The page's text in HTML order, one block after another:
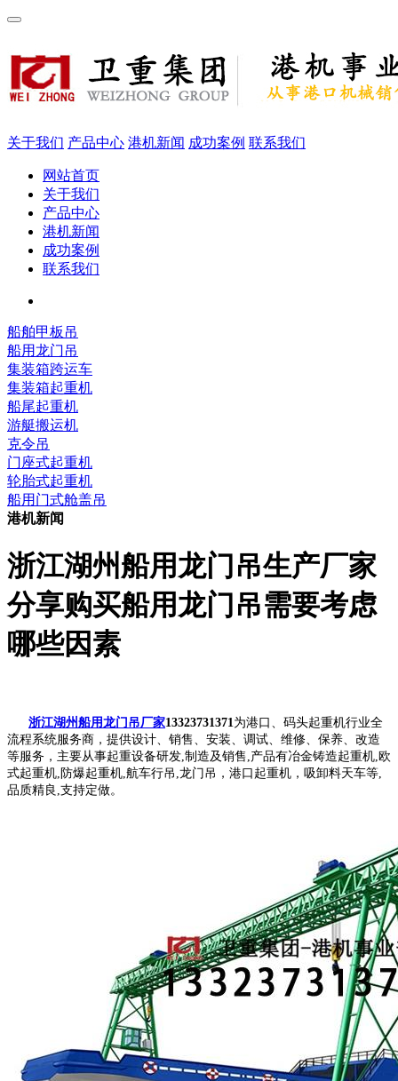
关于我们 产品中心 港机新闻 成功案例 联系我们
网站首页
关于我们
产品中心
港机新闻
成功案例
联系我们
船舶甲板吊
船用龙门吊
集装箱跨运车
集装箱起重机
船尾起重机
游艇搬运机
克令吊
门座式起重机
轮胎式起重机
船用门式舱盖吊
港机新闻
浙江湖州船用龙门吊生产厂家
分享购买船用龙门吊需要考虑
哪些因素
浙江湖州船用龙门吊厂家13323731371 为港口、码头起重机行业全
流程系统服务商，提供设计、销售、安装、调试、维修、保养、改造
等服务，主要从事起重设备研发,制造及销售,产品有冶金铸造起重机,欧
式起重机,防爆起重机,航车行吊,龙门吊，港口起重机，吸卸料天车等,
品质精良,支持定做。